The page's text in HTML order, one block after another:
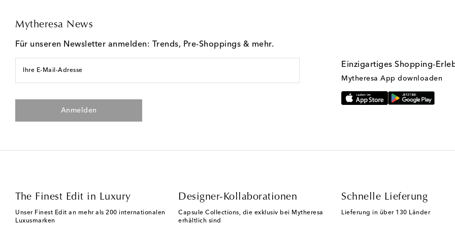
Mytheresa News
Für unseren Newsletter anmelden: Trends, Pre-Shoppings & mehr.
Ihre E-Mail-Adresse
Anmelden
Einzigartiges Shopping-
Mytheresa App downloaden
The Finest Edit in Luxury
Unser Finest Edit an mehr als 200 internationalen
Luxusmarken
Designer-Kollaborationen
Capsule Collections, die exklusiv bei Mytheresa
erhältlich sind
Schnelle Lieferung
Lieferung in über 130 Länder